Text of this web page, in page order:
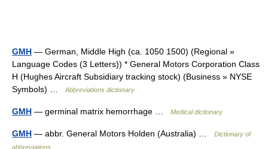
GMH — German, Middle High (ca. 1050 1500) (Regional »
Language Codes (3 Letters)) * General Motors Corporation Class
H (Hughes Aircraft Subsidiary tracking stock) (Business » NYSE
Symbols) …
Abbreviations dictionary
GMH — germinal matrix hemorrhage … Medical dictionary
GMH — abbr. General Motors Holden (Australia) …
Dictionary of
abbreviations